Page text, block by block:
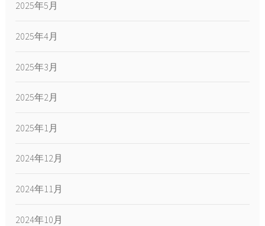
2025年5月
2025年4月
2025年3月
2025年2月
2025年1月
2024年12月
2024年11月
2024年10月